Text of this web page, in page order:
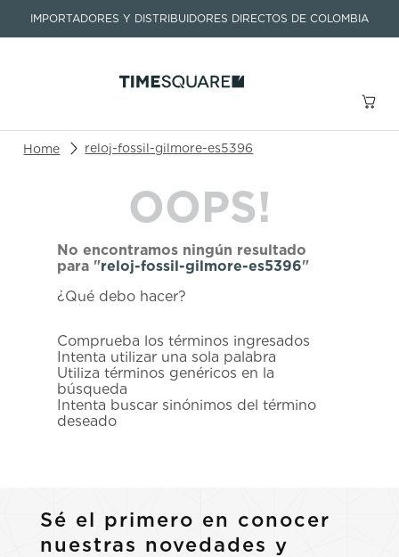
IMPORTADORES Y DISTRIBUIDORES DIRECTOS DE COLOMBIA
Buscar un producto o artículo
reloj-fossil-gilmore-es5396
OOPS!
No encontramos ningún resultado
para "reloj-fossil-gilmore-es5396"
¿Qué debo hacer?
Comprueba los términos ingresados
Intenta utilizar una sola palabra
Utiliza términos genéricos en la
búsqueda
Intenta buscar sinónimos del término
deseado
Sé el primero en conocer
nuestras novedades y
TÉRMINOS MÁS BUSCADOS
seastar
2.
aviation
5.
longines
6.
prx
7.
prc